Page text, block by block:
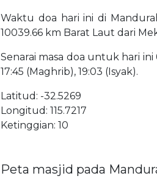
Waktu doa hari ini di
10039.66 km Barat Laut dari
Senarai masa doa untuk hari ini
17:45 (Maghrib), 19:03 (Isyak).
Latitud: -32.5269
Longitud: 115.7217
Ketinggian: 10
Peta masjid pada